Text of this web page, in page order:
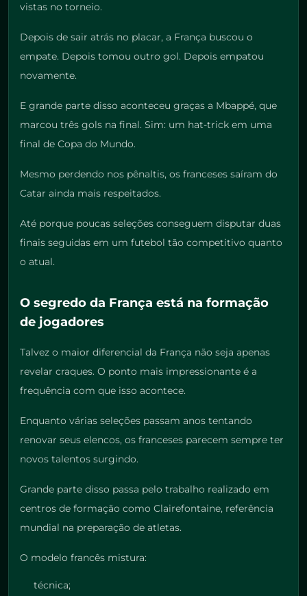
vistas no torneio.
Depois de sair atrás no placar, a França buscou o
empate. Depois tomou outro gol. Depois empatou
novamente.
E grande parte disso aconteceu graças a Mbappé, que
marcou três gols na final. Sim: um hat-trick em uma
final de Copa do Mundo.
Mesmo perdendo nos pênaltis, os franceses saíram do
Catar ainda mais respeitados.
Até porque poucas seleções conseguem disputar duas
finais seguidas em um futebol tão competitivo quanto
o atual.
O segredo da França está na formação
de jogadores
Talvez o maior diferencial da França não seja apenas
revelar craques. O ponto mais impressionante é a
frequência com que isso acontece.
Enquanto várias seleções passam anos tentando
renovar seus elencos, os franceses parecem sempre ter
novos talentos surgindo.
Grande parte disso passa pelo trabalho realizado em
centros de formação como Clairefontaine, referência
mundial na preparação de atletas.
O modelo francês mistura:
técnica;